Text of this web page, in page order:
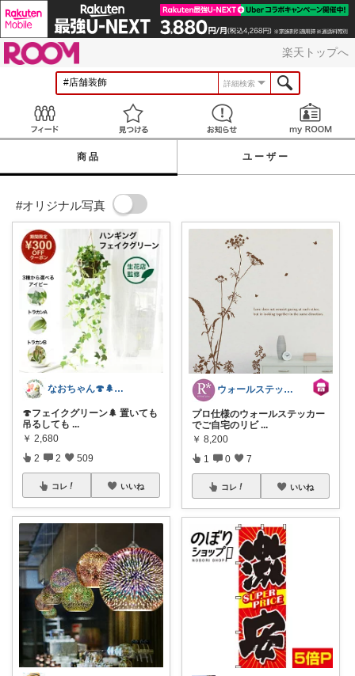
楽天トップへ
詳細検索
見つける お知らせ
商品 ユーザー
#オリジナル写真
なおちゃん🍄🌲好きなものに囲まれたい
🍄フェイクグリーン🌲 置いても
吊るしても ...
￥ 2,680
2 2 509
コレ いいね
ウォールステッカーのルームプラス
プロ仕様のウォールステッカー
でご自宅のリビ ...
￥ 8,200
1 0 7
コレ いいね